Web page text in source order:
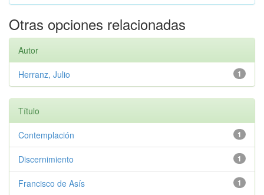
Otras opciones relacionadas
Autor
1
Herranz, Julio
Título
1
Contemplación
1
Discernimiento
1
Francisco de Asís